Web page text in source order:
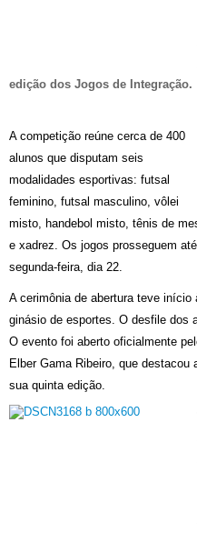
edição dos Jogos de Integração.
A competição reúne cerca de 400
alunos que disputam seis
modalidades esportivas: futsal
feminino, futsal masculino, vôlei
misto, handebol misto, tênis de
e xadrez. Os jogos prosseguem até
segunda-feira, dia 22.
A cerimônia de abertura teve
ginásio de esportes. O desfile dos
O evento foi aberto oficialmente
Elber Gama Ribeiro, que
sua quinta edição.